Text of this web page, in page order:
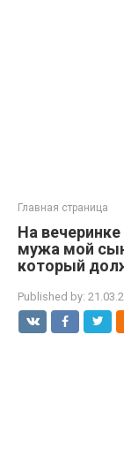
Главная страница
На
мужа мой
который
Published by: